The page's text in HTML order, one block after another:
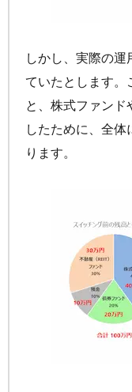
しかし、実際の運
ていたとします。
と、株式ファンド
したために、全
ります。